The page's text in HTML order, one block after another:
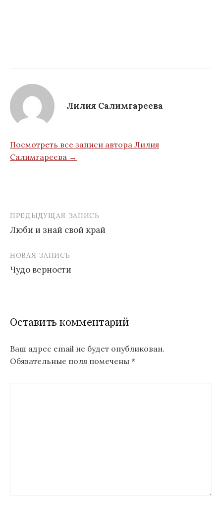
Лилия Салимгареева
Посмотреть все записи автора Лилия
Салимгареева →
Навигация
по
записям
ПРЕДЫДУЩАЯ ЗАПИСЬ
Люби и знай свой край
НОВАЯ ЗАПИСЬ
Чудо верности
Оставить комментарий
Ваш адрес email не будет опубликован.
Обязательные поля помечены *